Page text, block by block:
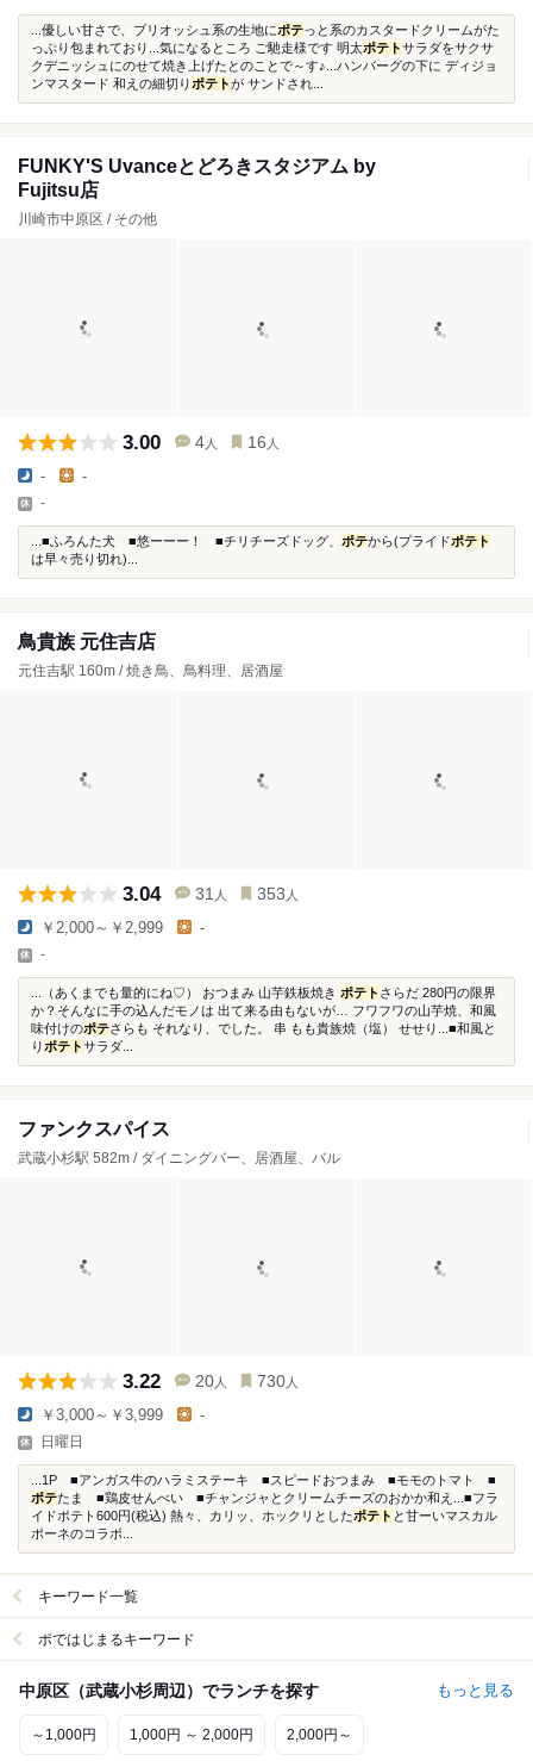
...優しい甘さで、ブリオッシュ系の生地にポテっと系のカスタードクリームがた
っぷり包まれており...気になるところ ご馳走様です 明太ポテトサラダをサクサ
クデニッシュにのせて焼き上げたとのことで～す♪...ハンバーグの下に ディジョ
ンマスタード 和えの細切り ポテトが サンドされ...
FUNKY'S Uvanceとどろきスタジアム by
Fujitsu店
川崎市中原区 / その他
3.00 4 人 16 人
- -
-
...■ふろんた犬 ■悠ーーー！ ■チリチーズドッグ、 ポテから(プライドポテト
は早々売り切れ)...
鳥貴族 元住吉店
元住吉駅 160m / 焼き鳥、鳥料理、居酒屋
3.04 31 人 353 人
￥2,000～￥2,999 -
-
...（あくまでも量的にね♡） おつまみ 山芋鉄板焼き ポテト さらだ 280円の限界
か？そんなに手の込んだモノは 出て来る由もないが… フワフワの山芋焼、和風
味付けのポテさらも それなり、でした。 串 もも貴族焼（塩） せせり...■和風と
り ポテトサラダ...
ファンクスパイス
武蔵小杉駅 582m / ダイニングバー、居酒屋、バル
3.22 20 人 730 人
￥3,000～￥3,999 -
日曜日
...1P ■アンガス牛のハラミステーキ ■スピードおつまみ ■モモのトマト ■
ポテたま ■鶏皮せんべい ■チャンジャとクリームチーズのおかか和え...■フラ
イドポテト600円(税込) 熱々、カリッ、ホックリとしたポテト と甘ーいマスカル
ポーネのコラボ...
キーワード一覧
ポではじまるキーワード
中原区（武蔵小杉周辺）でランチを探す もっと見る
～1,000円 1,000円 ～ 2,000円 2,000円～